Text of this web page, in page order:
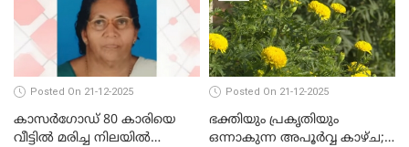
ആശുപത്രിയിലെത്തിച്ചു
Posted On 21-12-2025
കാസർഗോഡ് 80 കാരിയെ
വീട്ടിൽ മരിച്ച നിലയിൽ
Posted On 21-12-2025
ഭക്തിയും പ്രകൃതിയും
ഒന്നാകുന്ന അപൂര്‍വ്വ കാഴ്ച;